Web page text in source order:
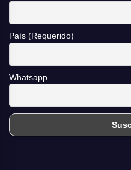
País (Requerido)
Whatsapp